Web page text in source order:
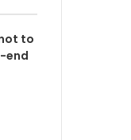
to
end